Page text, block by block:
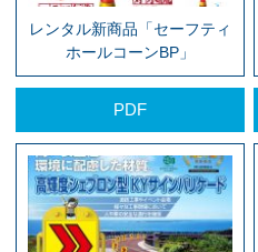
レンタル新商品「セーフティ
ホールコーンBP」
PDF